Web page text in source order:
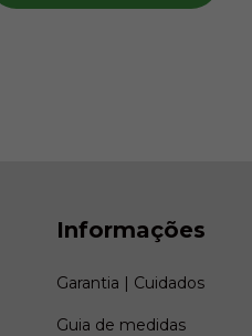
Informações
Garantia | Cuidados
Guia de medidas